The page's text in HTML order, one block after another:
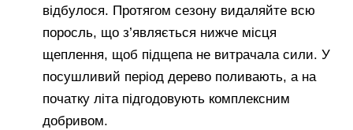
відбулося. Протягом сезону видаляйте всю
поросль, що з’являється нижче місця
щеплення, щоб підщепа не витрачала сили. У
посушливий період дерево поливають, а на
початку літа підгодовують комплексним
добривом.